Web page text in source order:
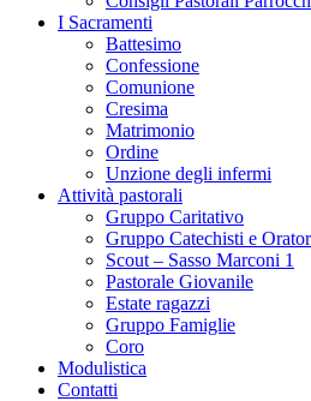
I Sacramenti
Battesimo
Confessione
Comunione
Cresima
Matrimonio
Ordine
Unzione degli infermi
Attività pastorali
Gruppo Caritativo
Gruppo Catechisti e
Scout – Sasso Marconi 1
Pastorale Giovanile
Estate ragazzi
Gruppo Famiglie
Coro
Modulistica
Contatti